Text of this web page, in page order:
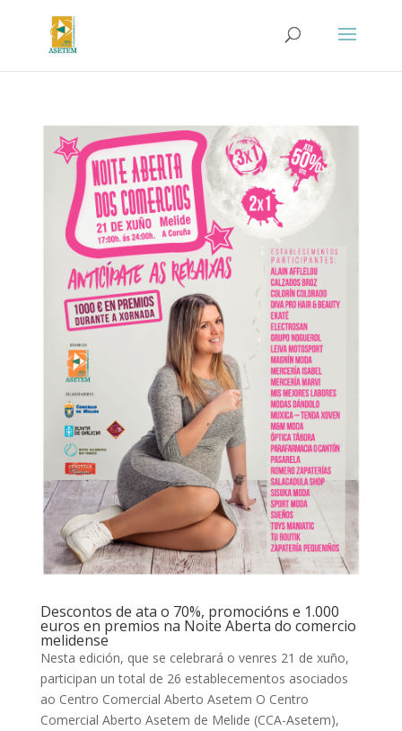
Descontos de ata o 70%, promocións e 1.000
euros en premios na Noite Aberta do comercio
melidense
Nesta edición, que se celebrará o venres 21 de xuño,
participan un total de 26 establecementos asociados
ao Centro Comercial Aberto Asetem O Centro
Comercial Aberto Asetem de Melide (CCA-Asetem),